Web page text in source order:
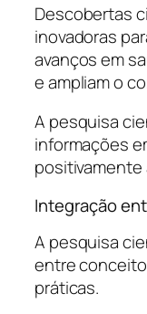
Descobertas
inovadoras
avanços em
e ampliam o
A pesquisa
informações
positivamente
Integração
A pesquisa
entre
práticas.